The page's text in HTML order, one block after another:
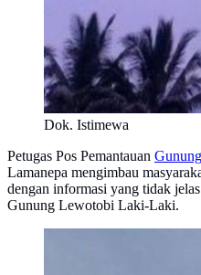
Dok. Istimewa
Petugas Pos Pemantauan
Lamanepa mengimbau
dengan informasi yang tidak
Gunung Lewotobi Laki-Laki.